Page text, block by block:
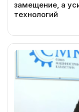
замещение, а
технологий